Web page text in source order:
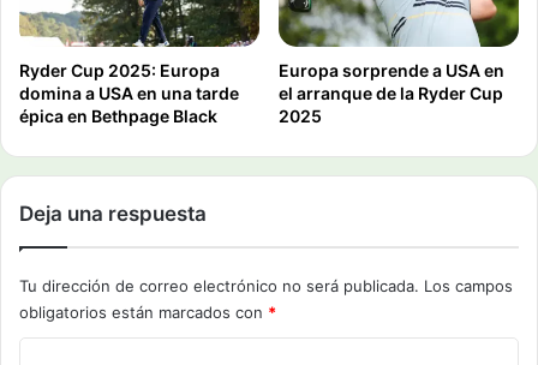
Ryder Cup 2025: Europa
domina a USA en una tarde
épica en Bethpage Black
Europa sorprende a USA en
el arranque de la Ryder Cup
2025
Deja una respuesta
Tu dirección de correo electrónico no será publicada. Los campos
obligatorios están marcados con *